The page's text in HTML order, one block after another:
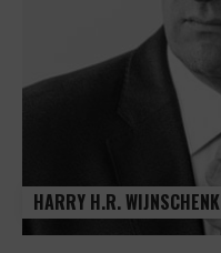
HARRY H.R. WIJNSCHENK